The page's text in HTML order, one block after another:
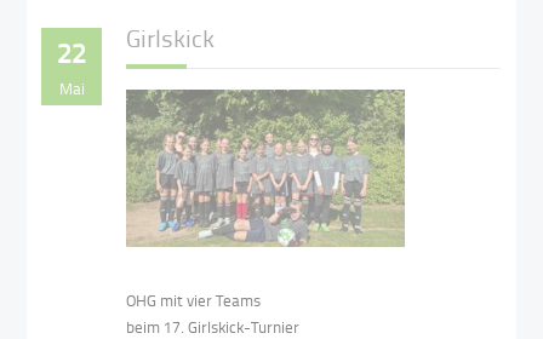
22
Mai
Girlskick
OHG mit vier Teams
beim 17. Girlskick-Turnier